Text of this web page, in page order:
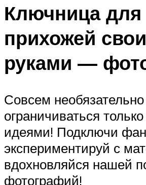
Ключница для
прихожей
руками —
Совсем необязательно
ограничиваться
идеями! Подключи
экспериментируй с
вдохновляйся нашей
фотографий!